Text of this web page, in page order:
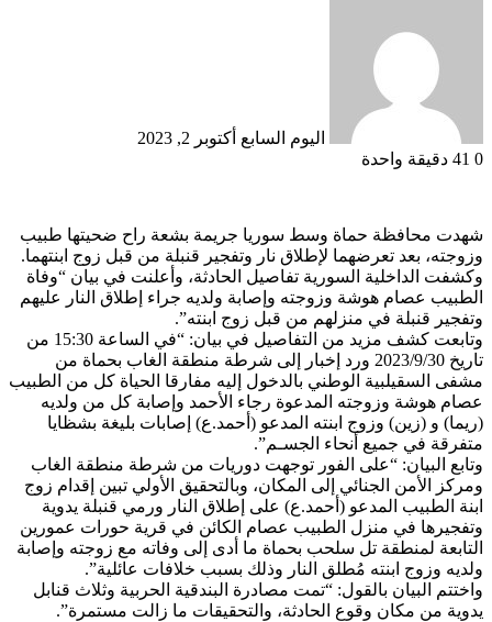
اليوم السابع أكتوبر 2, 2023
0
دقيقة واحدة
شهدت محافظة حماة وسط سوريا جريمة بشعة راح ضحيتها طبيب
وزوجته، بعد تعرضهما لإطلاق نار وتفجير قنبلة من قبل زوج ابنتهما.
وكشفت الداخلية السورية تفاصيل الحادثة، وأعلنت في بيان “وفاة
الطبيب عصام هوشة وزوجته وإصابة ولديه جراء إطلاق النار عليهم
وتفجير قنبلة في منزلهم من قبل زوج ابنته”.
وتابعت كشف مزيد من التفاصيل في بيان: “في الساعة 15:30 من
تاريخ 2023/9/30 ورد إخبار إلى شرطة منطقة الغاب بحماة من
مشفى السقيلبية الوطني بالدخول إليه مفارقا الحياة كل من الطبيب
عصام هوشة وزوجته المدعوة رجاء الأحمد وإصابة كل من ولديه
(ريما) و (زين) وزوج ابنته المدعو (أحمد.ع) إصابات بليغة بشظايا
متفرقة في جميع أنحاء الجسـم”.
وتابع البيان: “على الفور توجهت دوريات من شرطة منطقة الغاب
ومركز الأمن الجنائي إلى المكان، وبالتحقيق الأولي تبين إقدام زوج
ابنة الطبيب المدعو (أحمد.ع) على إطلاق النار ورمي قنبلة يدوية
وتفجيرها في منزل الطبيب عصام الكائن في قرية حورات عمورين
التابعة لمنطقة تل سلحب بحماة ما أدى إلى وفاته مع زوجته وإصابة
ولديه وزوج ابنته مُطلق النار وذلك بسبب خلافات عائلية”.
واختتم البيان بالقول: “تمت مصادرة البندقية الحربية وثلاث قنابل
يدوية من مكان وقوع الحادثة، والتحقيقات ما زالت مستمرة”.